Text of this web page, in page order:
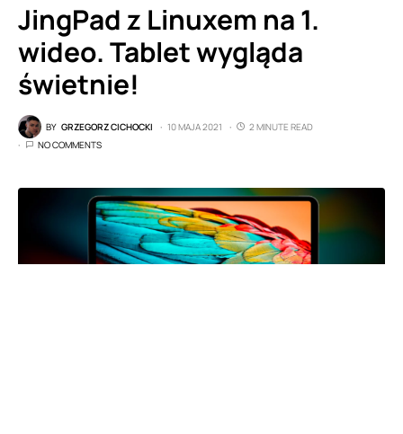
JingPad z Linuxem na 1.
wideo. Tablet wygląda
świetnie!
BY GRZEGORZ CICHOCKI 10 MAJA 2021
2 MINUTE READ
NO COMMENTS